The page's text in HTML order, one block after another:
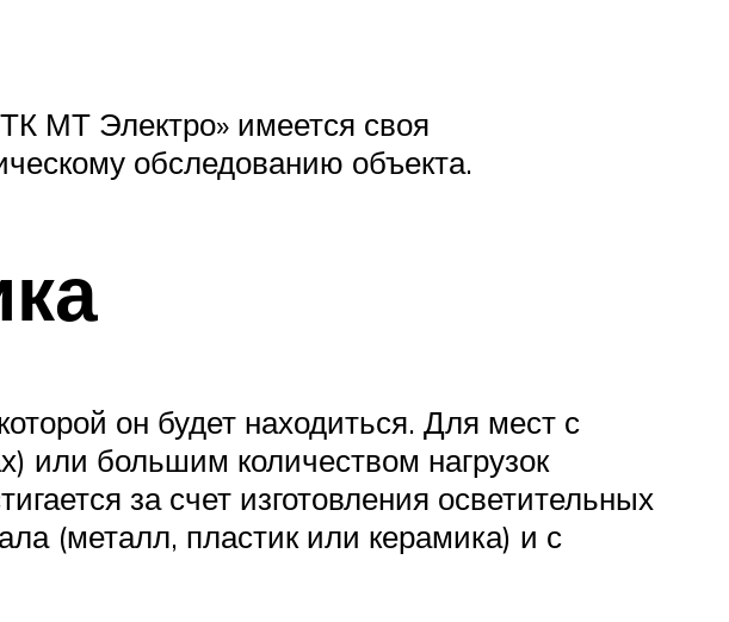
МТ Электро» имеется своя
обследованию объекта.
он будет находиться. Для мест с
или большим количеством нагрузок
за счет изготовления осветительных
(металл, пластик или керамика) и с